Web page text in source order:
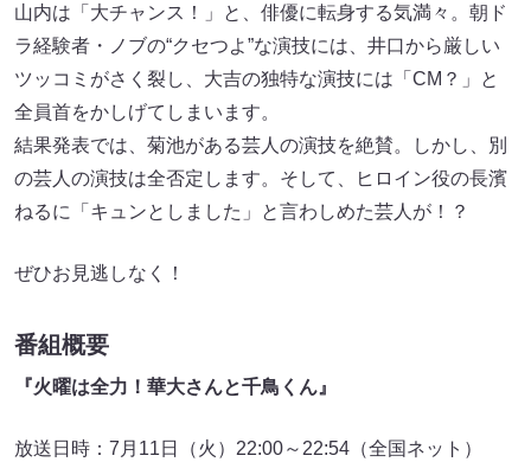
山内は「大チャンス！」と、俳優に転身する気満々。朝ド
ラ経験者・ノブの“クセつよ”な演技には、井口から厳しい
ツッコミがさく裂し、大吉の独特な演技には「CM？」と
全員首をかしげてしまいます。
結果発表では、菊池がある芸人の演技を絶賛。しかし、別
の芸人の演技は全否定します。そして、ヒロイン役の長濱
ねるに「キュンとしました」と言わしめた芸人が！？
ぜひお見逃しなく！
番組概要
『火曜は全力！華大さんと千鳥くん』
放送日時：7月11日（火）22:00～22:54（全国ネット）